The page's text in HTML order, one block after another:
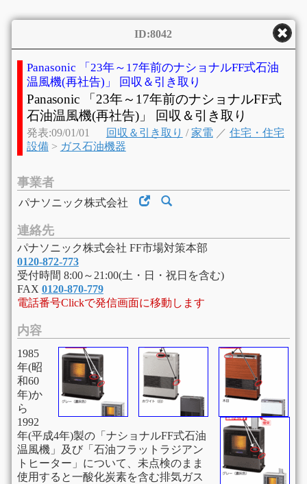
ID:8042
Panasonic 「23年～17年前のナショナルFF式石油
温風機(再社告)」 回収＆引き取り
Panasonic 「23年～17年前のナショナルFF式
石油温風機(再社告)」 回収＆引き取り
発表:09/01/01 回収＆引き取り /家電 ／ 住宅・住宅
設備> ガス石油機器
事業者
パナソニック株式会社
連絡先
パナソニック株式会社 FF市場対策本部
0120-872-773
受付時間 8:00～21:00(土・日・祝日を含む)
FAX 0120-870-779
電話番号Clickで発信画面に移動します
内容
1985
年(昭
和60
年)か
ら
1992
年(平成4年)製の「ナショナルFF式石油
温風機」及び「石油フラットラジアン
トヒーター」について、未点検のまま
使用すると一酸化炭素を含む排気ガス